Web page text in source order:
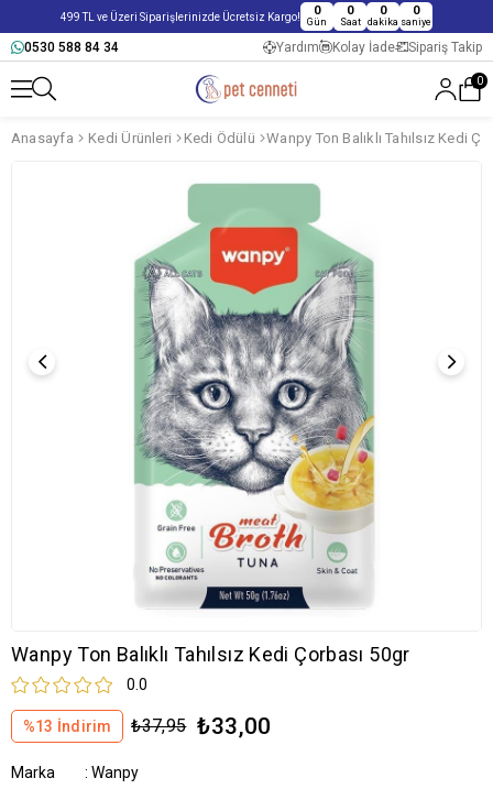
499 TL ve Üzeri Siparişlerinizde Ücretsiz Kargo! 0
Gün
0
Saat
0
dakika
0
saniye
0530 588 84 34 Yardım Kolay İade Sipariş Takip
0
Anasayfa Kedi Ürünleri Kedi Ödülü Wanpy Ton Balıklı Tahılsız Kedi
Wanpy Ton Balıklı Tahılsız Kedi Çorbası 50gr
0.0
%13 İndirim ₺37,95 ₺33,00
Marka : Wanpy